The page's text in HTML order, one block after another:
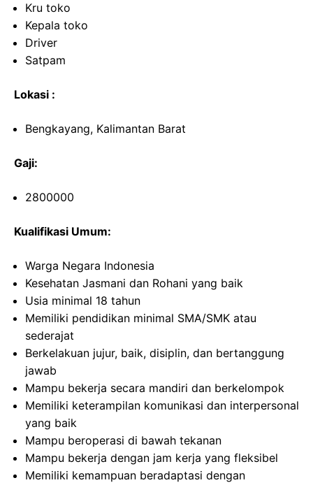
Kru toko
Kepala toko
Driver
Satpam
Lokasi :
Bengkayang, Kalimantan Barat
Gaji:
2800000
Kualifikasi Umum:
Warga Negara Indonesia
Kesehatan Jasmani dan Rohani yang baik
Usia minimal 18 tahun
Memiliki pendidikan minimal SMA/SMK atau
sederajat
Berkelakuan jujur, baik, disiplin, dan bertanggung
jawab
Mampu bekerja secara mandiri dan berkelompok
Memiliki keterampilan komunikasi dan interpersonal
yang baik
Mampu beroperasi di bawah tekanan
Mampu bekerja dengan jam kerja yang fleksibel
Memiliki kemampuan beradaptasi dengan